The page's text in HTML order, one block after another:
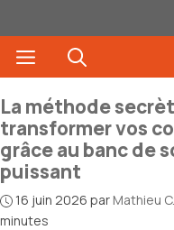
au
contenuMenu
La méthode
transformer vos
grâce au banc de
puissant
16 juin 2026 par Mathieu C.
minutes